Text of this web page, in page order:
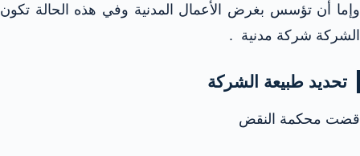
وإما أن تؤسس بغرض الأعمال المدنية وفي هذه الحالة تكون
الشركة شركة مدنية .
تحديد طبيعة الشركة
قضت محكمة النقض